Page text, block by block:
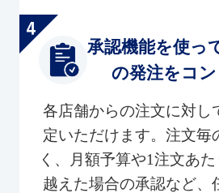
承認機能を使っ
の発注をコ
各店舗からの注文に対し
定いただけます。注文毎
く、月額予算や1注文あ
越えた場合の承認など、